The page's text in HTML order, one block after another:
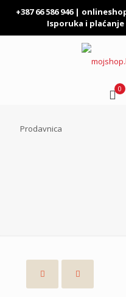
+387 66 586 946 |
Isporuka i plaćanje
0
Prodavnica